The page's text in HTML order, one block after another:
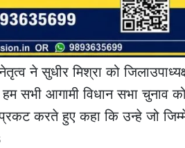
ने सुधीर मिश्रा को
सभी आगामी विधान सभा चुनाव
करते हुए कहा कि उन्हे जो